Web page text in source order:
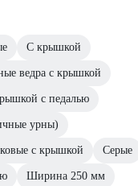
С крышкой
ведра с крышкой
с педалью
урны)
с крышкой Серые
Ширина 250 мм